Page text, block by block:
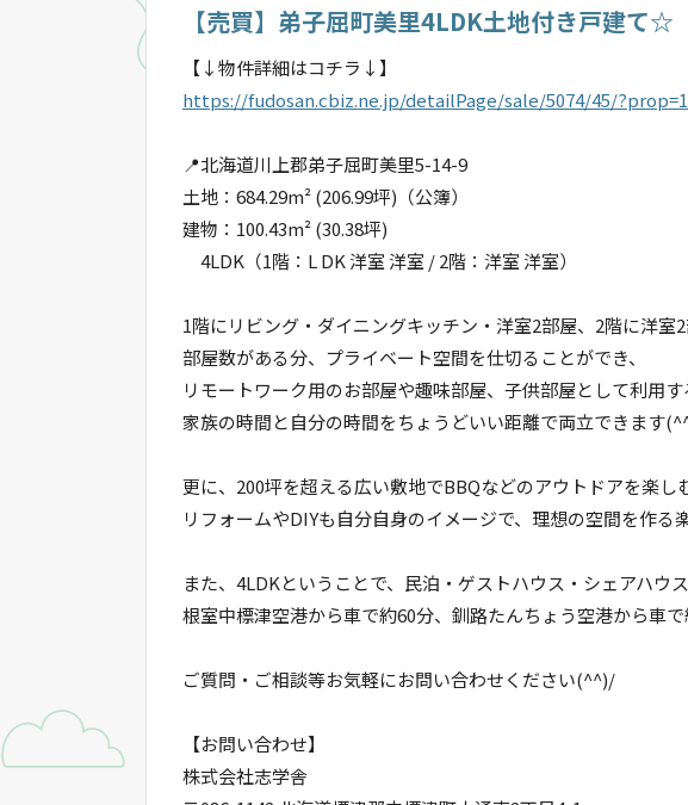
【売買】弟子屈町美里4LDK土地付き戸建て☆
【↓物件詳細はコチラ↓】
https://fudosan.cbiz.ne.jp/detailPage/sale/5074/45/
📍北海道川上郡弟子屈町美里5-14-9
土地：684.29m² (206.99坪)（公簿）
建物：100.43m² (30.38坪)
4LDK（1階：L DK 洋室 洋室 / 2階：洋室 洋室）
1階にリビング・ダイニングキッチン・洋室2部屋、2階に洋
部屋数がある分、プライベート空間を仕切ることができ、
リモートワーク用のお部屋や趣味部屋、子供部屋として利用す
家族の時間と自分の時間をちょうどいい距離で両立できます
更に、200坪を超える広い敷地でBBQなどのアウトドアを楽
リフォームやDIYも自分自身のイメージで、理想の空間を作
また、4LDKということで、民泊・ゲストハウス・シェアハウ
根室中標津空港から車で約60分、釧路たんちょう空港から車で
ご質問・ご相談等お気軽にお問い合わせください(^^)/
【お問い合わせ】
株式会社志学舎